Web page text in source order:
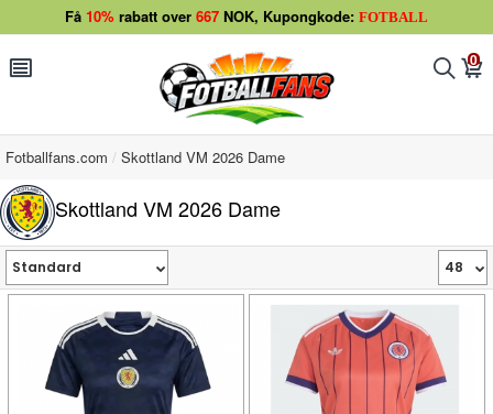
Få 10% rabatt over 667 NOK, Kupongkode: FOTBALL
󰂩 󰂨 0
󰃦
Fotballfans.com Skottland VM 2026 Dame
Skottland VM 2026 Dame